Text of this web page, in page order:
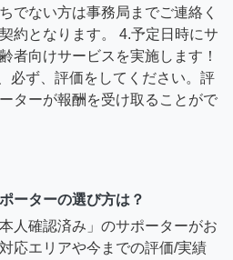
でない方は事務局までご連絡く
約となります。 4.予定日時にサ
者向けサービスを実施します！
必ず、評価をしてください。評
ターが報酬を受け取ることがで
ーターの選び方は？
人確認済み」のサポーターがお
応エリアや今までの評価/実績